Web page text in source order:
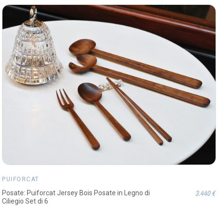
PUIFORCAT
Posate: Puiforcat Jersey Bois Posate in Legno di
Ciliegio Set di 6
3.440 €